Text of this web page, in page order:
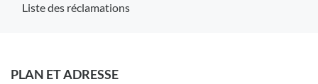
Liste des réclamations
PLAN ET ADRESSE